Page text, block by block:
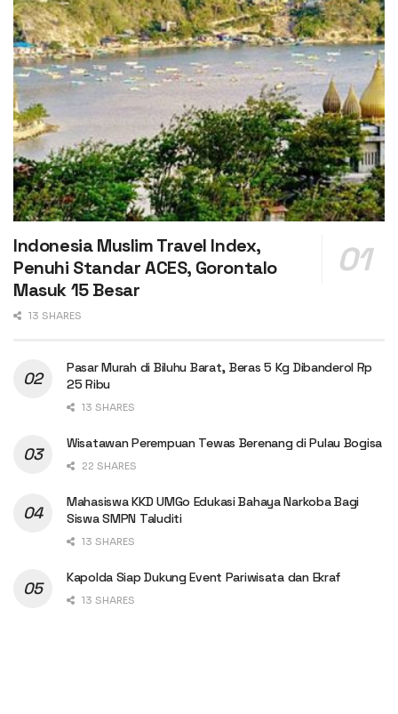
Indonesia Muslim Travel Index,
Penuhi Standar ACES, Gorontalo
Masuk 15 Besar
13 SHARES
Pasar Murah di Biluhu Barat, Beras 5 Kg Dibanderol Rp
25 Ribu
13 SHARES
Wisatawan Perempuan Tewas Berenang di Pulau Bogisa
22 SHARES
Mahasiswa KKD UMGo Edukasi Bahaya Narkoba Bagi
Siswa SMPN Taluditi
13 SHARES
Kapolda Siap Dukung Event Pariwisata dan Ekraf
13 SHARES